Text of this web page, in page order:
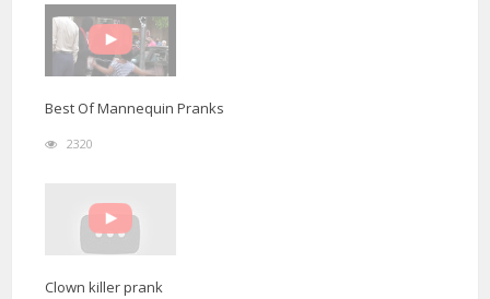
Best Of Mannequin Pranks
2320
Clown killer prank